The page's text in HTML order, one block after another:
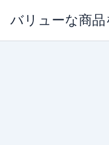
バリューな商品